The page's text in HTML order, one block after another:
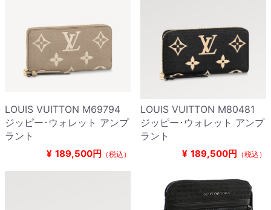
LOUIS VUITTON M69794
ジッピー･ウォレット アンプ
ラント
¥ 189,500円 （税込）
LOUIS VUITTON M80481
ジッピー･ウォレット アンプ
ラント
¥ 189,500円 （税込）